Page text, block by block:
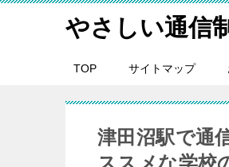
やさしい通信
TOP サイトマップ
津田沼駅で通
ススメな学校